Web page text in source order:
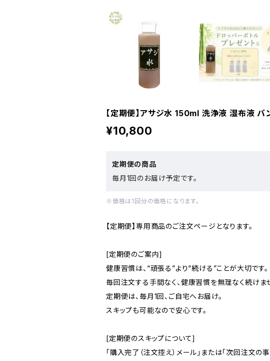
【定期便】アサジ水 150ml 洗浄液 湿布液
¥10,800
定期便の商品
毎月1回のお届け予定です。
※価格は1回分の価格になります。
【定期便】専用商品のご注文ページとなります。
[定期便のご案内]
健康習慣は、“頑張る”より“続ける”ことが大切です。
毎回注文する手間なく、健康習慣を無理なく続けま
定期便は、毎月1回、ご自宅へお届け。
スキップも可能なので安心です。
[定期便のスキップについて]
「購入完了（注文控え）メール」または「次回注文